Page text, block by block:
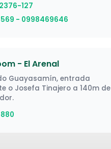
127
- 0998469646
- El Arenal
Guayasamín, entrada
o Josefa Tinajero a 140m de